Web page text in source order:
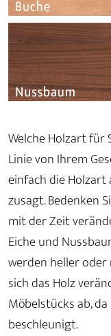
Welche Holzart für
Linie von Ihrem
einfach die Holzart
zusagt. Bedenken
mit der Zeit
Eiche und
werden heller oder
sich das Holz
Möbelstücks ab,
beschleunigt.